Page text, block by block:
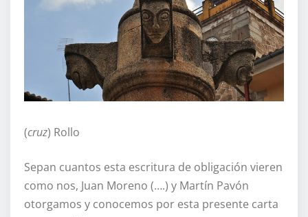
(cruz) Rollo
Sepan cuantos esta escritura de obligación vieren
como nos, Juan Moreno (….) y Martín Pavón
otorgamos y conocemos por esta presente carta